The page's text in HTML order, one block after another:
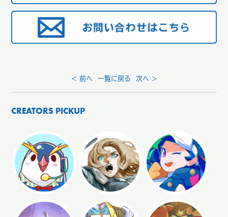
< 前へ 一覧に戻る 次へ >
CREATORS PICKUP